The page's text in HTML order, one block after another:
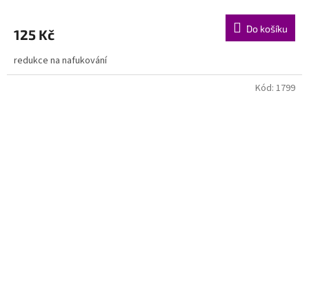
125 Kč Do košíku
redukce na nafukování
Kód: 1799